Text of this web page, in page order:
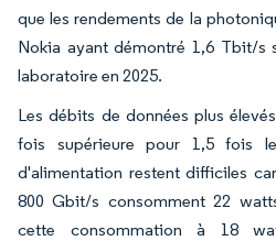
que les rendements de la
Nokia ayant démontré 1,6 Tbit/s
laboratoire en 2025.
Les débits de données plus
fois supérieure pour 1,5 fois
d'alimentation restent difficiles
800 Gbit/s consomment 22
cette consommation à 18